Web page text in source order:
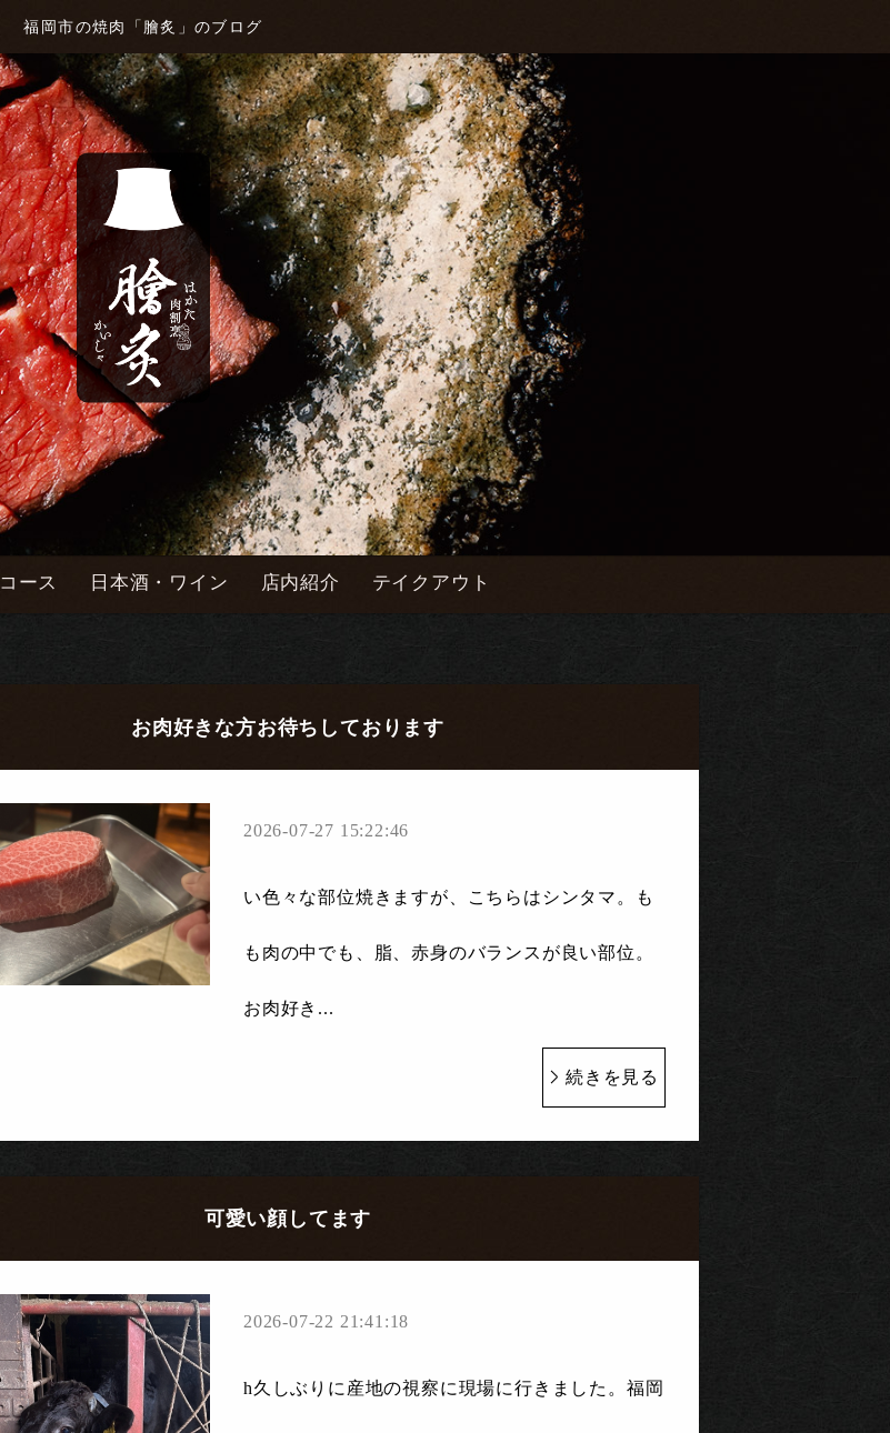
福岡市の焼肉「膾炙」のブログ
コース 日本酒・ワイン 店内紹介 テイクアウト
お肉好きな方お待ちしております
2026-07-27 15:22:46
い色々な部位焼きますが、こちらはシンタマ。も
も肉の中でも、脂、赤身のバランスが良い部位。
お肉好き...
続きを見る
可愛い顔してます
2026-07-22 21:41:18
h久しぶりに産地の視察に現場に行きました。福岡